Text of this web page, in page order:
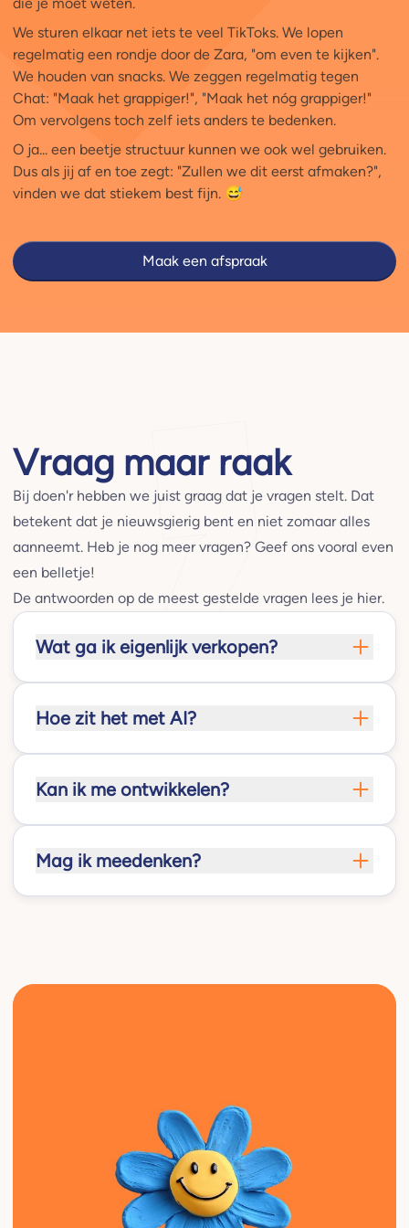
We sturen elkaar net iets te veel TikToks. We lopen
regelmatig een rondje door de Zara, "om even te kijken".
We houden van snacks. We zeggen regelmatig tegen
Chat: "Maak het grappiger!", "Maak het nóg grappiger!"
Om vervolgens toch zelf iets anders te bedenken.
O ja... een beetje structuur kunnen we ook wel gebruiken.
Dus als jij af en toe zegt: "Zullen we dit eerst afmaken?",
vinden we dat stiekem best fijn. 😅
Maak een afspraak
Vraag maar raak
Bij doen'r hebben we juist graag dat je vragen stelt. Dat
betekent dat je nieuwsgierig bent en niet zomaar alles
aanneemt. Heb je nog meer vragen? Geef ons vooral even
een belletje!
De antwoorden op de meest gestelde vragen lees je hier.
Wat ga ik eigenlijk verkopen?
Hoe zit het met AI?
Kan ik me ontwikkelen?
Mag ik meedenken?